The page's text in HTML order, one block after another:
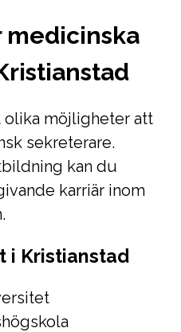
olika möjligheter att
sekreterare.
kan du
karriär inom
i Kristianstad